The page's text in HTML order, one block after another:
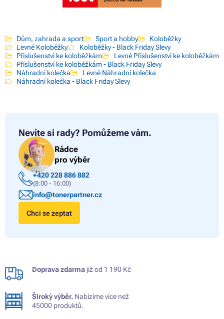
Dům, zahrada a sport Sport a hobby
Koloběžky
Levné Koloběžky
Koloběžky - Black Friday Slevy
Příslušenství ke koloběžkám
Levné Příslušenství ke koloběžkám
Příslušenství ke koloběžkám - Black Friday Slevy
Náhradní kolečka
Levné Náhradní kolečka
Náhradní kolečka - Black Friday Slevy
Nevíte si rady? Pomůžeme vám.
Rádce
pro výběr
+420 228 886 882
(8:00 - 16:00)
info@tonerpartner.cz
Chci se zeptat
Doprava zdarma již od 1 190 Kč
Široký výběr. Nabízíme více než
45000 produktů.